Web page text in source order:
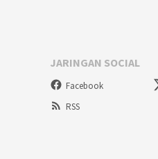
JARINGAN SOCIAL
Facebook
RSS